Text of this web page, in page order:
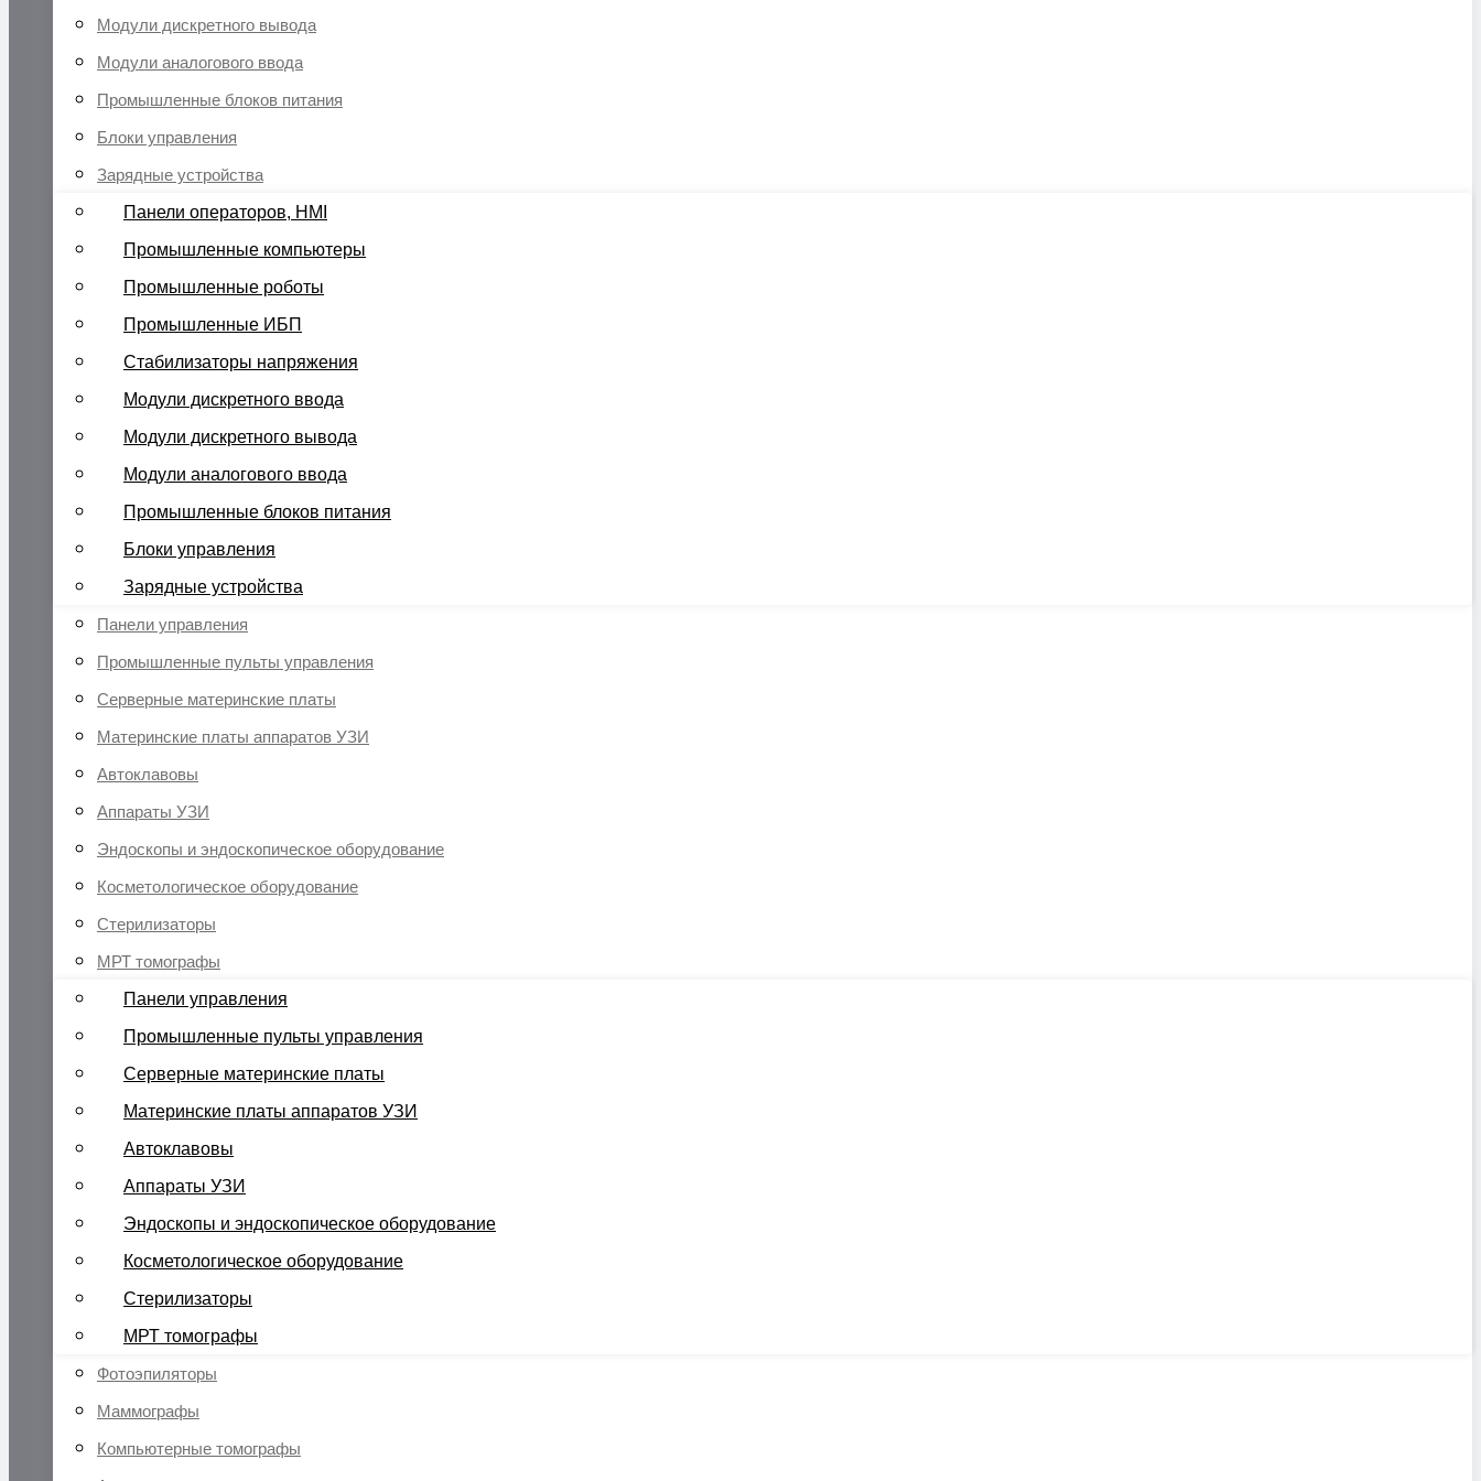
Модули дискретного вывода
Модули аналогового ввода
Промышленные блоков питания
Блоки управления
Зарядные устройства
Панели операторов, HMI
Промышленные компьютеры
Промышленные роботы
Промышленные ИБП
Стабилизаторы напряжения
Модули дискретного ввода
Модули дискретного вывода
Модули аналогового ввода
Промышленные блоков питания
Блоки управления
Зарядные устройства
Панели управления
Промышленные пульты управления
Серверные материнские платы
Материнские платы аппаратов УЗИ
Автоклавовы
Аппараты УЗИ
Эндоскопы и эндоскопическое оборудование
Косметологическое оборудование
Стерилизаторы
МРТ томографы
Панели управления
Промышленные пульты управления
Серверные материнские платы
Материнские платы аппаратов УЗИ
Автоклавовы
Аппараты УЗИ
Эндоскопы и эндоскопическое оборудование
Косметологическое оборудование
Стерилизаторы
МРТ томографы
Фотоэпиляторы
Маммографы
Компьютерные томографы